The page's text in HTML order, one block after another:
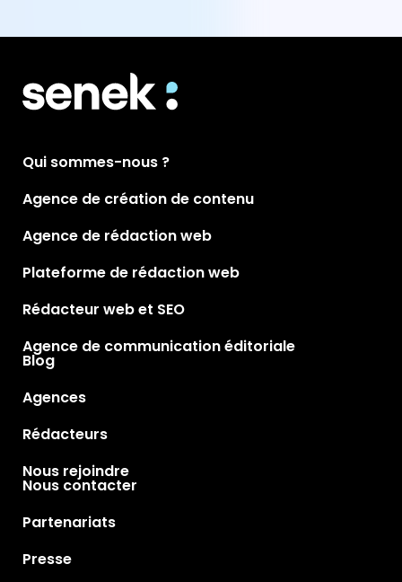
Qui sommes-nous ?
Agence de création de contenu
Agence de rédaction web
Plateforme de rédaction web
Rédacteur web et SEO
Agence de communication éditoriale
Blog
Agences
Rédacteurs
Nous rejoindre
Nous contacter
Partenariats
Presse